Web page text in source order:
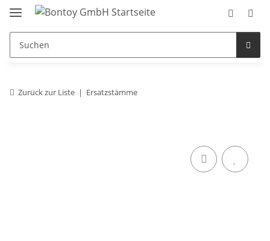
Zurück zur Liste Ersatzstämme